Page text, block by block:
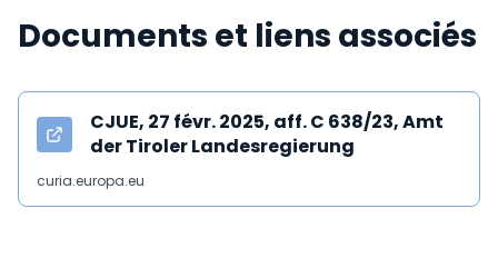
Documents et liens associés
CJUE, 27 févr. 2025, aff. C 638/23, Amt
der Tiroler Landesregierung
curia.europa.eu